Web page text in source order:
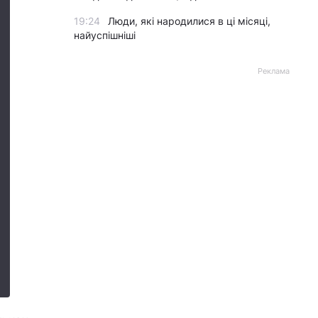
19:24
Люди, які народилися в ці місяці,
найуспішніші
Реклама